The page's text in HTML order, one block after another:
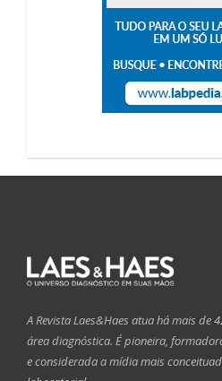
A Revista Laes&Haes atua há mais de
área diagnóstica. É pioneira,
e considerada a mídia mais